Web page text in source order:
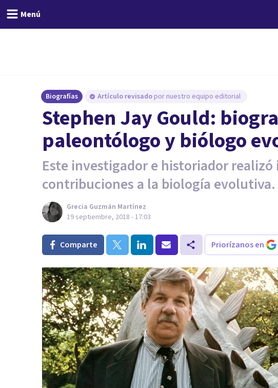
Menú
Biografías Artículo revisado por nuestro equipo editorial
Stephen Jay Gould:
paleontólogo y biólogo
Este investigador e historiador
contribuciones a la biología evolutiva.
Grecia Guzmán Martínez
19 septiembre, 2018 - 17:03
Comparte Priorízanos en